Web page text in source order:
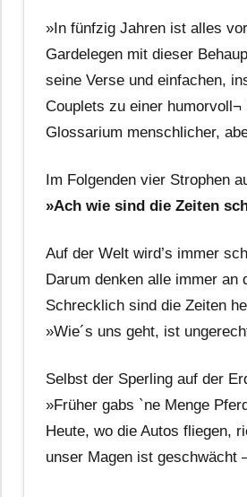
»In fünfzig Jahren ist alles
Gardelegen mit dieser
seine Verse und einfachen,
Couplets zu einer
Glossarium menschlicher,
Im Folgenden vier Strophen
»Ach wie sind die Zeiten
Auf der Welt wird’s immer
Darum denken alle immer an
Schrecklich sind die Zeiten
»Wie´s uns geht, ist
Selbst der Sperling auf der
»Früher gabs `ne Menge
Heute, wo die Autos fliegen,
unser Magen ist geschwächt